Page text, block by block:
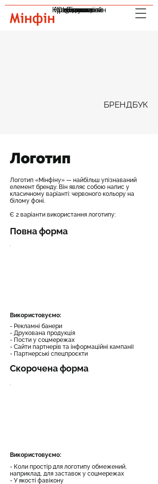
Валюта
Банки
Індекси
Криптовалюта
Кредити онлайн
Страхування
Інвестиції
БРЕНДБУК
Логотип
Логотип «Мінфіну» — найбільш упізнаваний
елемент бренду. Він являє собою напис у
класичному варіанті: червоного кольору на
білому фоні.
Є 2 варіанти використання логотипу:
Повна форма
Використовуємо:
- Рекламні банери
- Друкована продукція
- Пости у соцмережах
- Сайти партнерів та інформаційні кампанії
- Партнерські спецпроєкти
Скорочена форма
Використовуємо:
- Коли простір для логотипу обмежений,
наприклад, для заставок у соцмережах
- У якості фавікону